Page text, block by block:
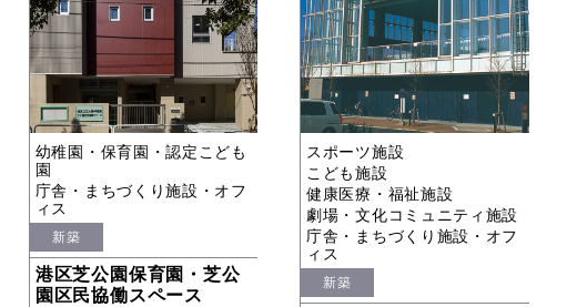
幼稚園・保育園・認定こども
園
庁舎・まちづくり施設・オフ
ィス
新築
港区芝公園保育園・芝公
園区民協働スペース
スポーツ施設
こども施設
健康医療・福祉施設
劇場・文化コミュニティ施設
庁舎・まちづくり施設・オフ
ィス
新築